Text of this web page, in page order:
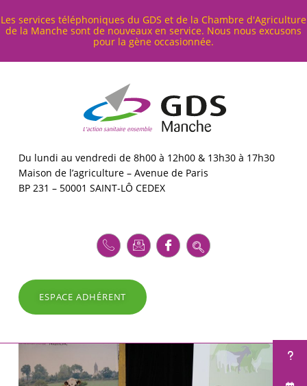
Les services téléphoniques du GDS et de la Chambre d'Agriculture
de la Manche sont de nouveaux en service. Nous nous excusons
pour la gène occasionnée.
G
Du lundi au vendredi de 8h00 à 12h00 & 13h30 à 17h30
Maison de l’agriculture – Avenue de Paris
BP 231 – 50001 SAINT-LÔ CEDEX
ESPACE ADHÉRENT